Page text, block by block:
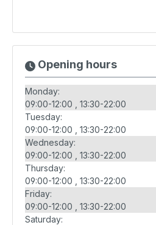
Opening hours
Monday:
09:00-12:00
13:30-22:00
Tuesday:
09:00-12:00
13:30-22:00
Wednesday:
09:00-12:00
13:30-22:00
Thursday:
09:00-12:00
13:30-22:00
Friday:
09:00-12:00
13:30-22:00
Saturday: